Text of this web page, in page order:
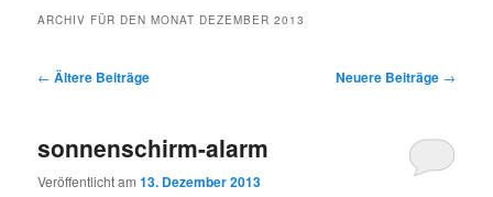
ARCHIV FÜR DEN MONAT DEZEMBER 2013
Artikelnavigation
← Ältere Beiträge Neuere Beiträge →
sonnenschirm-alarm
Veröffentlicht am13. Dezember 2013